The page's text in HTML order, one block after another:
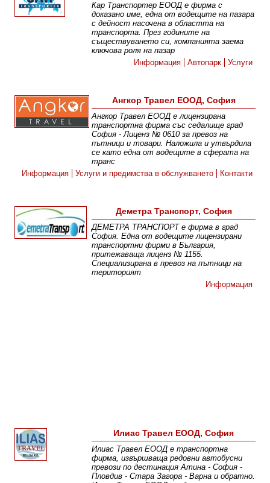
Кар Транспортер ЕООД е фирма с
доказано име, една от водещите на пазара
с дейност насочена в областта на
транспорта. През годините на
съществуването си, компанията заема
ключова роля на пазар
Информация
Автопарк Услуги
Ангкор Травел ЕООД, София
Ангкор Травел ЕООД е лицензирана
транспортна фирма със седалище град
София - Лиценз № 0610 за превоз на
пътници и товари. Наложила и утвърдила
се като една от водещите в сферата на
транс
Информация
Услуги и предимства в обслужването Контакти
Деметра Транспорт, София
ДЕМЕТРА ТРАНСПОРТ е фирма в град
София. Една от водещите лицензирани
транспортни фирми в България,
притежаваща лиценз № 1155.
Специализирана в превоз на пътници на
територият
Информация
Илиас Травел ЕООД, София
Илиас Травел ЕООД е транспортна
фирма, извършваща редовни автобусни
превози по дестинация Атина - София -
Пловдив - Стара Загора - Варна и обратно.